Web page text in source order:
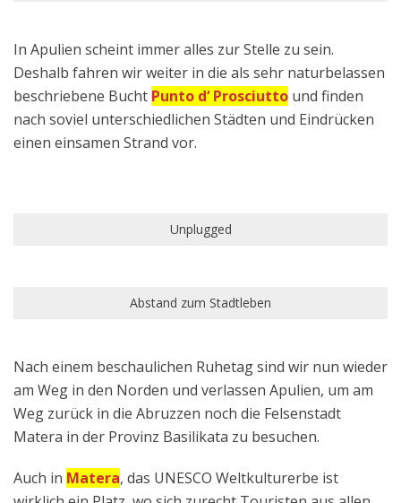
In Apulien scheint immer alles zur Stelle zu sein.
Deshalb fahren wir weiter in die als sehr naturbelassen
beschriebene Bucht Punto d‘ Prosciutto und finden
nach soviel unterschiedlichen Städten und Eindrücken
einen einsamen Strand vor.
Unplugged
Abstand zum Stadtleben
Nach einem beschaulichen Ruhetag sind wir nun wieder
am Weg in den Norden und verlassen Apulien, um am
Weg zurück in die Abruzzen noch die Felsenstadt
Matera in der Provinz Basilikata zu besuchen.
Auch in Matera, das UNESCO Weltkulturerbe ist